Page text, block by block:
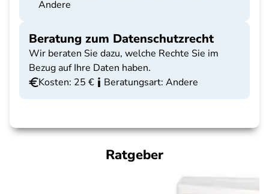
Andere
Beratung zum Datenschutzrecht
Wir beraten Sie dazu, welche Rechte Sie im
Bezug auf Ihre Daten haben.
Kosten: 25 €
Beratungsart: Andere
Ratgeber